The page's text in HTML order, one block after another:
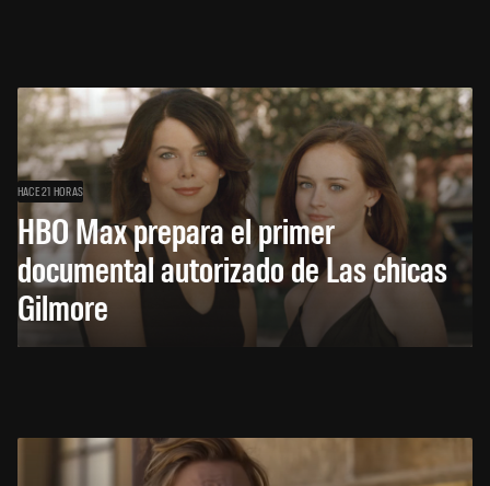
HACE 21 HORAS
HBO Max prepara el primer
documental autorizado de Las chicas
Gilmore